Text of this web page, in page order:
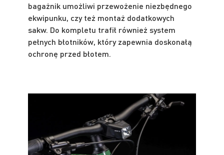
bagażnik umożliwi przewożenie niezbędnego
ekwipunku, czy też montaż dodatkowych
sakw. Do kompletu trafił również system
pełnych błotników, który zapewnia doskonałą
ochronę przed błotem.